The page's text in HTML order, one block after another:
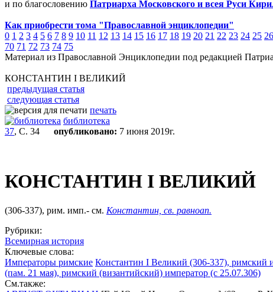
и по благословению Патриарха Московского и всея Руси
Как приобрести тома "Православной энциклопедии"
0 1 2 3 4 5 6 7 8 9 10 11 12 13 14 15 16 17 18 19 20 21 22 23 24 25 26
70 71 72 73 74 75
Материал из Православной Энциклопедии под редакцией
КОНСТАНТИН I ВЕЛИКИЙ
предыдущая статья
следующая статья
печать
библиотека
37, С. 34 опубликовано: 7 июня 2019г.
КОНСТАНТИН I ВЕЛИКИЙ
(306-337), рим. имп.- см. Константин, св. равноап.
Рубрики:
Всемирная история
Ключевые слова:
Императоры римские Константин I Великий (306-337), римский
(пам. 21 мая), римский (византийский) император (с 25.07.306)
См.также: